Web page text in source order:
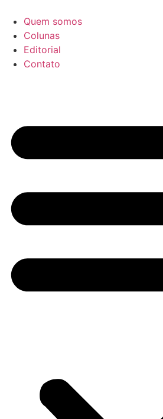
para
conteúdo
Quem somos
Colunas
Editorial
Contato